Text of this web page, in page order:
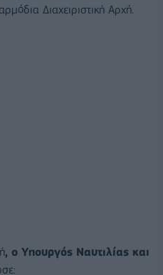
Διαχειριστική Αρχή.
, ο Υπουργός Ναυτιλίας και